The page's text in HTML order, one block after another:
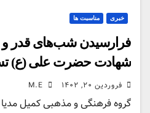
خبری مناسبت ها
فرارسیدن شب‌های قدر و
شهادت حضرت علی (ع)
فروردین ۲۰, ۱۴۰۲
گروه فرهنگی و مذهبی کمیل